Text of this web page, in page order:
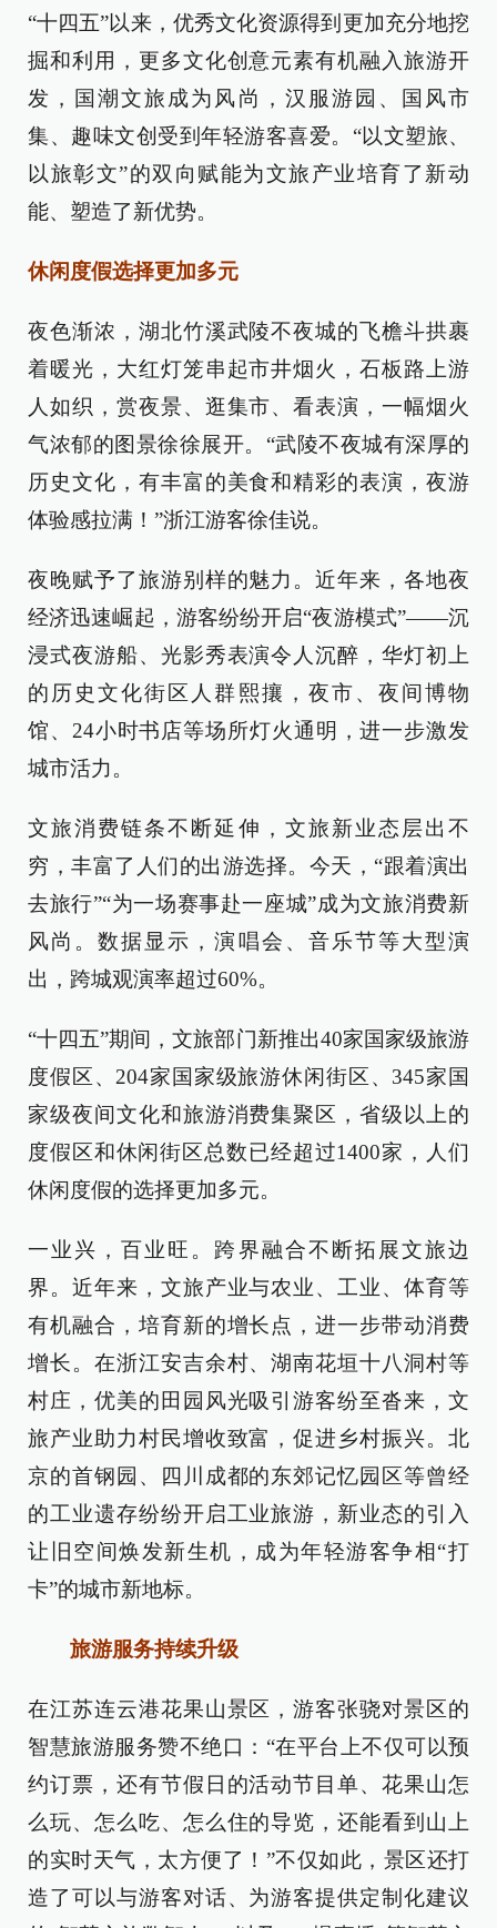
“十四五”以来，优秀文化资源得到更加充分地挖
掘和利用，更多文化创意元素有机融入旅游开
发，国潮文旅成为风尚，汉服游园、国风市
集、趣味文创受到年轻游客喜爱。“以文塑旅、
以旅彰文”的双向赋能为文旅产业培育了新动
能、塑造了新优势。
休闲度假选择更加多元
夜色渐浓，湖北竹溪武陵不夜城的飞檐斗拱裹
着暖光，大红灯笼串起市井烟火，石板路上游
人如织，赏夜景、逛集市、看表演，一幅烟火
气浓郁的图景徐徐展开。“武陵不夜城有深厚的
历史文化，有丰富的美食和精彩的表演，夜游
体验感拉满！”浙江游客徐佳说。
夜晚赋予了旅游别样的魅力。近年来，各地夜
经济迅速崛起，游客纷纷开启“夜游模式”——沉
浸式夜游船、光影秀表演令人沉醉，华灯初上
的历史文化街区人群熙攘，夜市、夜间博物
馆、24小时书店等场所灯火通明，进一步激发
城市活力。
文旅消费链条不断延伸，文旅新业态层出不
穷，丰富了人们的出游选择。今天，“跟着演出
去旅行”“为一场赛事赴一座城”成为文旅消费新
风尚。数据显示，演唱会、音乐节等大型演
出，跨城观演率超过60%。
“十四五”期间，文旅部门新推出40家国家级旅游
度假区、204家国家级旅游休闲街区、345家国
家级夜间文化和旅游消费集聚区，省级以上的
度假区和休闲街区总数已经超过1400家，人们
休闲度假的选择更加多元。
一业兴，百业旺。跨界融合不断拓展文旅边
界。近年来，文旅产业与农业、工业、体育等
有机融合，培育新的增长点，进一步带动消费
增长。在浙江安吉余村、湖南花垣十八洞村等
村庄，优美的田园风光吸引游客纷至沓来，文
旅产业助力村民增收致富，促进乡村振兴。北
京的首钢园、四川成都的东郊记忆园区等曾经
的工业遗存纷纷开启工业旅游，新业态的引入
让旧空间焕发新生机，成为年轻游客争相“打
卡”的城市新地标。
旅游服务持续升级
在江苏连云港花果山景区，游客张骁对景区的
智慧旅游服务赞不绝口：“在平台上不仅可以预
约订票，还有节假日的活动节目单、花果山怎
么玩、怎么吃、怎么住的导览，还能看到山上
的实时天气，太方便了！”不仅如此，景区还打
造了可以与游客对话、为游客提供定制化建议